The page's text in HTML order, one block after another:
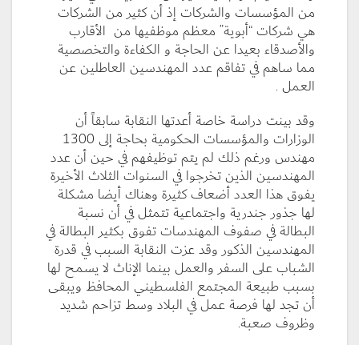
من المؤسسات والشركات إذ أن كثير من الشركات
هي شركات “أبوية” معظم موظفيها من الأقارب
والأصدقاء بعيدا عن الحاجة و الكفاءة والتخصصية
مما ساهم في تفاقم عدد المهندسين العاطلين عن
العمل .
وقد بينت دراسة خاصة أعدتها النقابة سابقاً أن
الوزارات والمؤسسات الحكومية بحاجة إلى 1300
مهندس ورغم ذلك لم يتم توظيفهم في حين أن عدد
المهندسين الذين تخرجوا في السنوات الثلاث الأخيرة
يفوق هذا العدد أضعاف كثيرة وهناك أيضا مشكلة
لها جذور جندرية واجتماعية تتمثل في أن نسبة
البطالة في صفوف المهندسات تفوق بكثير البطالة في
المهندسين الذكور وقد عزت النقابة السبب في قدرة
الشباب على السفر والعمل بينما الإناث لا يسمح لها
بسبب طبيعة المجتمع الفلسطيني المحافظ ويبقى
أن تجد لها فرصة عمل في البلاد وسط تزاحم شديد
وظروف صعبة.